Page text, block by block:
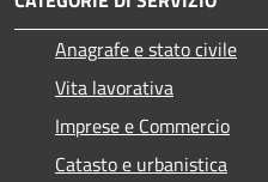
Anagrafe e stato civile
Vita lavorativa
Imprese e Commercio
Catasto e urbanistica